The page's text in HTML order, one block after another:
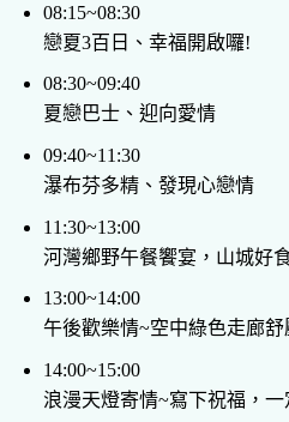
08:15~08:30
戀夏3百日、幸福開啟囉!
08:30~09:40
夏戀巴士、迎向愛情
09:40~11:30
瀑布芬多精、發現心戀情
11:30~13:00
河灣鄉野午餐饗宴，山城好
13:00~14:00
午後歡樂情~空中綠色走廊舒
14:00~15:00
浪漫天燈寄情~寫下祝福，一